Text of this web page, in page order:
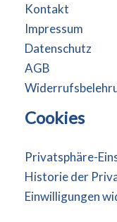
Kontakt
Impressum
Datenschutz
AGB
Cookies
Privatsphäre-
Historie der
Einwilligungen